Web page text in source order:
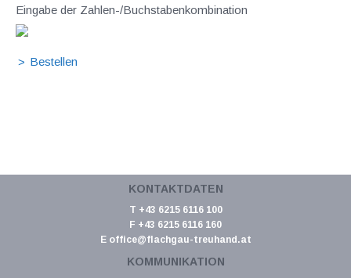
Eingabe der Zahlen-/Buchstabenkombination
KONTAKTDATEN
T +43 6215 6116 100
F +43 6215 6116 160
E office@flachgau-treuhand.at
KOMMUNIKATION